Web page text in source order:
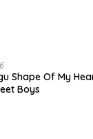
Shape Of My
Boys